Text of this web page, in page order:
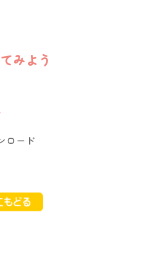
みよう
ロード